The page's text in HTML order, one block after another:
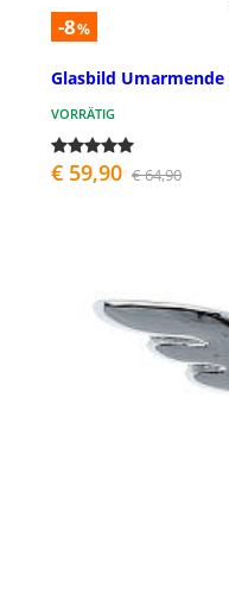
-8%
Glasbild Umarmende
VORRÄTIG
€ 59,90 € 64,90